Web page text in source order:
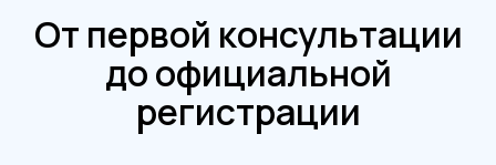
От первой консультации
до официальной
регистрации